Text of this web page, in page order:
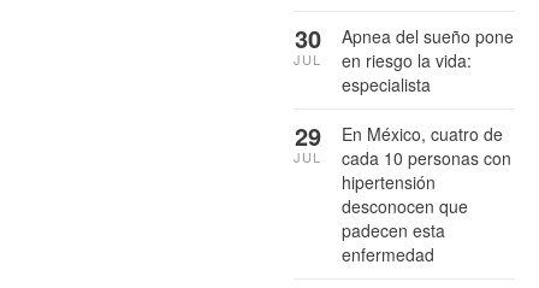
Apnea del sueño pone
en riesgo la vida:
especialista
30
JUL
En México, cuatro de
cada 10 personas con
hipertensión
desconocen que
padecen esta
enfermedad
29
JUL